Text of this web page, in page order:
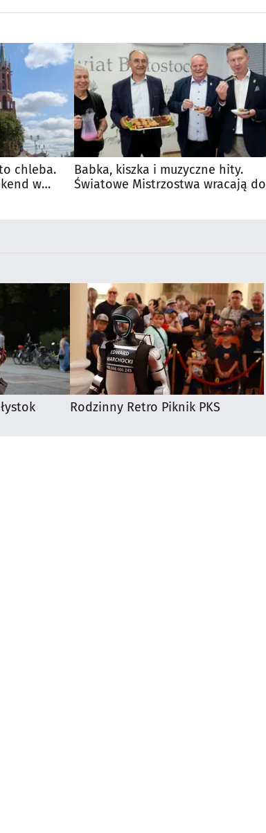
chleba.
w
Babka, kiszka i muzyczne hity.
Światowe Mistrzostwa wracają do
Rodzinny Retro Piknik PKS